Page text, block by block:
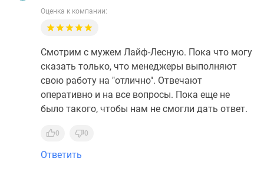
Оценка к компании:
Смотрим с мужем Лайф-Лесную. Пока что могу
сказать только, что менеджеры выполняют
свою работу на "отлично". Отвечают
оперативно и на все вопросы. Пока еще не
было такого, чтобы нам не смогли дать ответ.
0 0
Ответить